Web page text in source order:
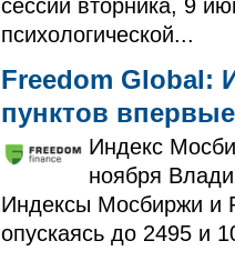
сессии вторника, 9
психологической...
Freedom Global:
пунктов
Индекс
ноября
Индексы Мосбиржи и
опускаясь до 2495 и